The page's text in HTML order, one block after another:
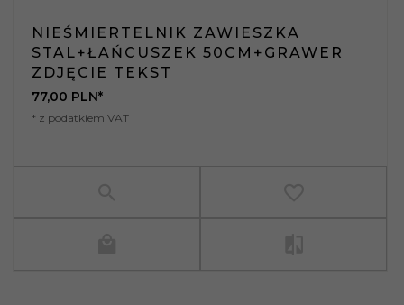
NIEŚMIERTELNIK ZAWIESZKA
STAL+ŁAŃCUSZEK 50CM+GRAWER
ZDJĘCIE TEKST
77,00 PLN*
* z podatkiem VAT